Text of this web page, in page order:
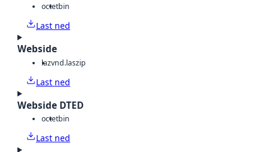
octetbin
Last ned
Webside
lazvnd.laszip
Last ned
Webside DTED
octetbin
Last ned